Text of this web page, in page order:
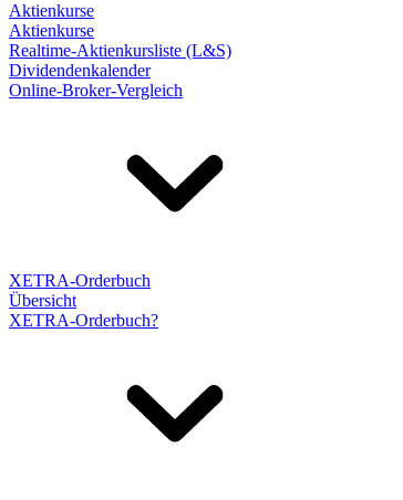
Aktienkurse
Aktienkurse
Realtime-Aktienkursliste (L&S)
Dividendenkalender
Online-Broker-Vergleich
XETRA-Orderbuch
Übersicht
XETRA-Orderbuch?